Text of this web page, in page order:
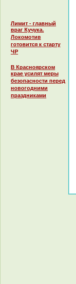
Лимит - главный
враг Кучука.
Локомотив
готовится к старту
ЧР
В Красноярском
крае усилят меры
безопасности перед
новогодними
праздниками